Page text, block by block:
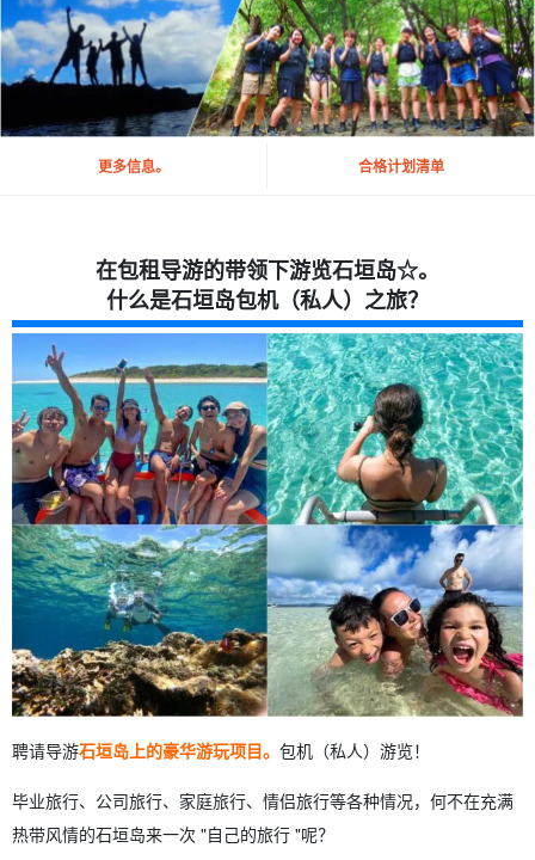
更多信息。 合格计划清单
在包租导游的带领下游览石垣岛☆。
什么是石垣岛包机（私人）之旅？
聘请导游石垣岛上的豪华游玩项目。 包机（私人）游览！
毕业旅行、公司旅行、家庭旅行、情侣旅行等各种情况，何不在充满
热带风情的石垣岛来一次 "自己的旅行 "呢？